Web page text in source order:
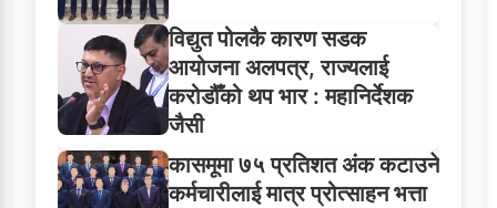
विद्युत पोलकै कारण सडक
आयोजना अलपत्र, राज्यलाई
करोडौँको थप भार : महानिर्देशक
जैसी
कासमूमा ७५ प्रतिशत अंक कटाउने
कर्मचारीलाई मात्र प्रोत्साहन भत्ता